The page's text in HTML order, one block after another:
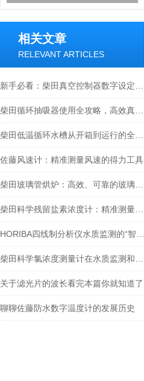
相关文章
RELEVANT ARTICLES
佐藤风速计：精准测量风速的得力工具
关于滤光片的波长看完本篇你就知道了
聊聊佐藤防水数字温度计的发展历史